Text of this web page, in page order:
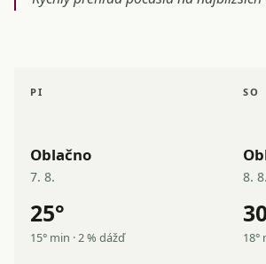
PI
Oblačno
7. 8.
25°
15° min · 2 % dážď
SO
8. 8.
18°